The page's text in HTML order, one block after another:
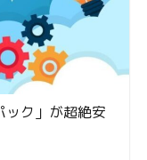
ック」が超絶安